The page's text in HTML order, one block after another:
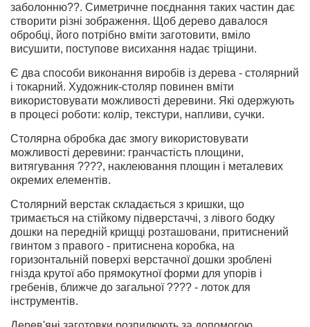
заболонню??. Симетричне поєднання таких частин дає
створити різні зображення. Щоб дерево давалося
обробці, його потрібно вміти заготовити, вміло
висушити, поступове висихання надає тріщини.
Є два способи виконання виробів із дерева - столярний
і токарний. Художник-столяр повинен вміти
використовувати можливості деревини. Які одержують
в процесі роботи: колір, текстури, напливи, сучки.
Столярна обробка дає змогу використовувати
можливості деревини: гранчастість площини,
витягування ????, наклеювання площин і металевих
окремих елементів.
Столярний верстак складається з кришки, що
тримається на стійкому підверстаччі, з лівого бодку
дошки на передній крищці розташовани, притиснений
гвинтом з правого - притиснена коробка, на
горизонтальній поверхі верстачної дошки зроблені
гнізда крутої або прямокутної форми для упорів і
гребенів, ближче до загальної ???? - лоток для
інструментів.